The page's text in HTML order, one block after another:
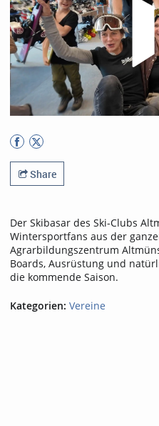
Share
Der Skibasar des Ski-Clubs
Wintersportfans aus der
Agrarbildungszentrum
Boards, Ausrüstung und
die kommende Saison.
Kategorien: Vereine